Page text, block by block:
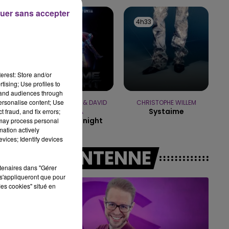
10h00 - 14h00
LE TICKET DE CAISSE
JENNIFER LOPEZ & DAVID
GUETTA
Save Me Tonight
4h33
4h33
CHRISTOPHE WILLEM
Systaime
A L'ANTENNE
Store and/or
Use profiles to
audiences through
content; Use
fraud, and fix errors;
process personal
actively
Identify devices
dans "Gérer
que pour
cookies" situé en
sans accepter